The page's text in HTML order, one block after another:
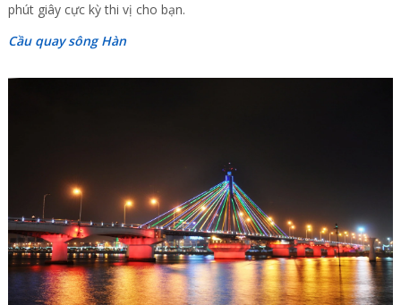
phút giây cực kỳ thi vị cho bạn.
Cầu quay sông Hàn